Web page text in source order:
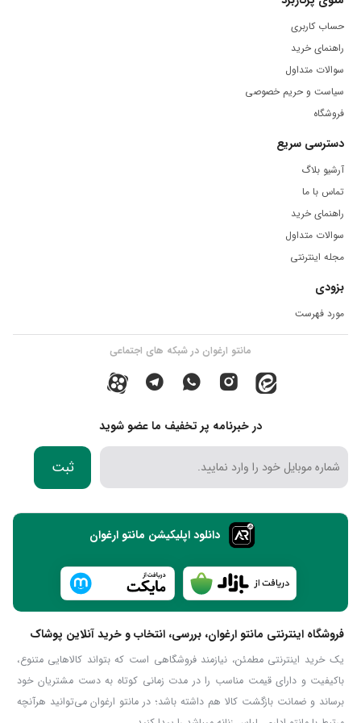
حساب کاربری
راهنمای خرید
سوالات متداول
سیاست و حریم خصوصی
فروشگاه
دسترسی سریع
آرشیو بلاگ
تماس با ما
راهنمای خرید
سوالات متداول
مجله اینترنتی
بزودی
مورد فهرست
مانتو ارغوان در شبکه های اجتماعی
در خبرنامه پر تخفیف ما عضو شوید
ثبت
دانلود اپلیکیشن مانتو ارغوان
فروشگاه اینترنتی مانتو ارغوان، بررسی، انتخاب و خرید آنلاین پوشاک
یک خرید اینترنتی مطمئن، نیازمند فروشگاهی است که بتواند کالاهایی متنوع،
باکیفیت و دارای قیمت مناسب را در مدت زمانی کوتاه به دست مشتریان خود
برساند و ضمانت بازگشت کالا هم داشته باشد؛ در مانتو ارغوان می‌توانید هرآنچه